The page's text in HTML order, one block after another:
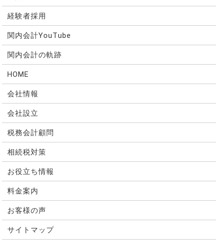
経験者採用
関内会計YouTube
関内会計の軌跡
HOME
会社情報
会社設立
税務会計顧問
相続税対策
お役立ち情報
料金案内
お客様の声
サイトマップ